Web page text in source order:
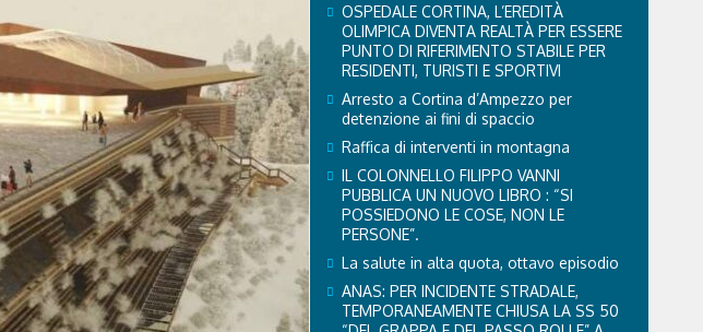
OSPEDALE CORTINA, L’EREDITÀ
OLIMPICA DIVENTA REALTÀ PER ESSERE
PUNTO DI RIFERIMENTO STABILE PER
RESIDENTI, TURISTI E SPORTIVI
Arresto a Cortina d’Ampezzo per
detenzione ai fini di spaccio
Raffica di interventi in montagna
IL COLONNELLO FILIPPO VANNI
PUBBLICA UN NUOVO LIBRO : “SI
POSSIEDONO LE COSE, NON LE
PERSONE”.
La salute in alta quota, ottavo episodio
ANAS: PER INCIDENTE STRADALE,
TEMPORANEAMENTE CHIUSA LA SS 50